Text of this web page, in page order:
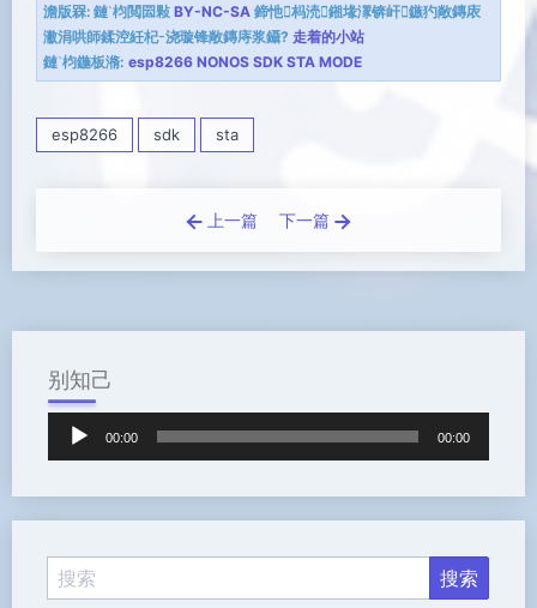
澹版槑: 鏈枃閲囩敤 BY-NC-SA 鍗忚杩涜鎺堟潈锛屽鏃犳敞鏄庡
潎涓哄師鍒涳紝杞浇璇锋敞鏄庤浆鑷? 走着的小站
鏈枃鍦板潃: esp8266 NONOS SDK STA MODE
esp8266 sdk sta
上一篇 下一篇
别知己
放
00:00 00:00